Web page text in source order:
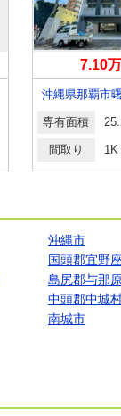
7.10
沖縄県那覇市
専有面積
間取り 1K
沖縄市
国頭郡宜野
島尻郡与那
中頭郡中城
南城市